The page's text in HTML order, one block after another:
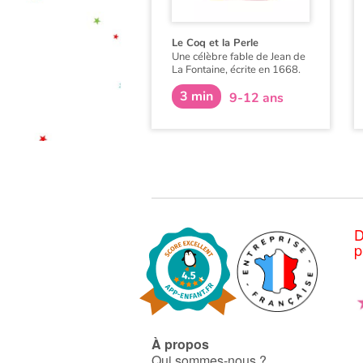
Le Coq et la Perle
Une célèbre fable de Jean de
La Fontaine, écrite en 1668.
C'est le 31 mars que Jean de
La Fontaine fait paraitre son
premier ouvrage : « Les
3 min 9-12 ans
À propos